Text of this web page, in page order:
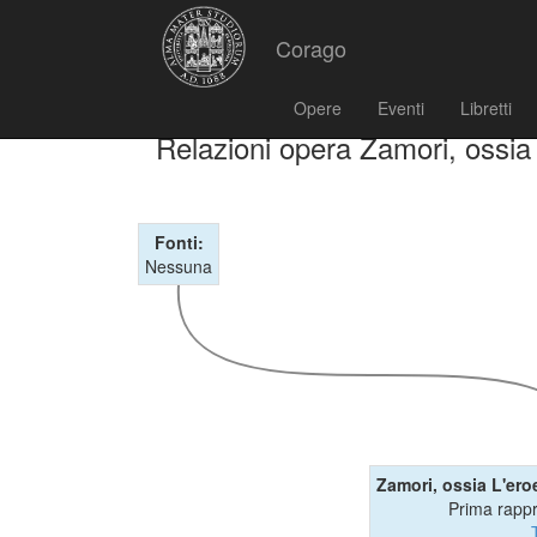
Corago
Opere Eventi Libretti
Relazioni opera Zamori,
Fonti:
Nessuna
Zamori, ossia
Prima